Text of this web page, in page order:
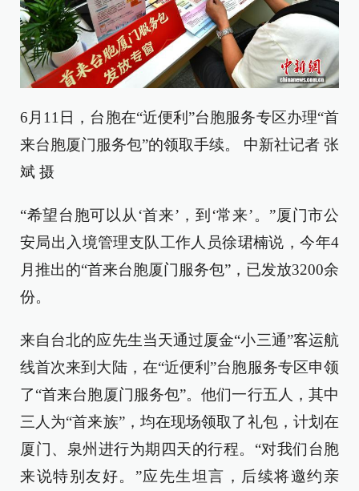
6月11日，台胞在“近便利”台胞服务专区办理“首
来台胞厦门服务包”的领取手续。 中新社记者 张
斌 摄
“希望台胞可以从‘首来’，到‘常来’。”厦门市公
安局出入境管理支队工作人员徐珺楠说，今年4
月推出的“首来台胞厦门服务包”，已发放3200余
份。
来自台北的应先生当天通过厦金“小三通”客运航
线首次来到大陆，在“近便利”台胞服务专区申领
了“首来台胞厦门服务包”。他们一行五人，其中
三人为“首来族”，均在现场领取了礼包，计划在
厦门、泉州进行为期四天的行程。“对我们台胞
来说特别友好。”应先生坦言，后续将邀约亲